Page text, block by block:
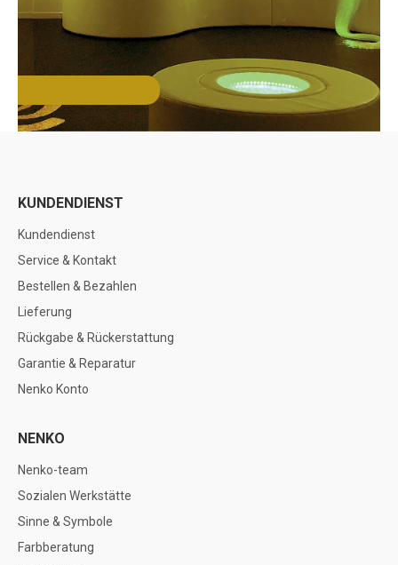
KUNDENDIENST
Kundendienst
Service & Kontakt
Bestellen & Bezahlen
Lieferung
Rückgabe & Rückerstattung
Garantie & Reparatur
Nenko Konto
NENKO
Nenko-team
Sozialen Werkstätte
Sinne & Symbole
Farbberatung